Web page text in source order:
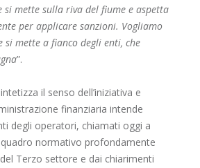
si mette sulla riva del fiume e aspetta
per applicare sanzioni. Vogliamo
si mette a fianco degli enti, che
”.
il senso dell’iniziativa e
finanziaria intende
degli operatori, chiamati oggi a
normativo profondamente
Terzo settore e dai chiarimenti